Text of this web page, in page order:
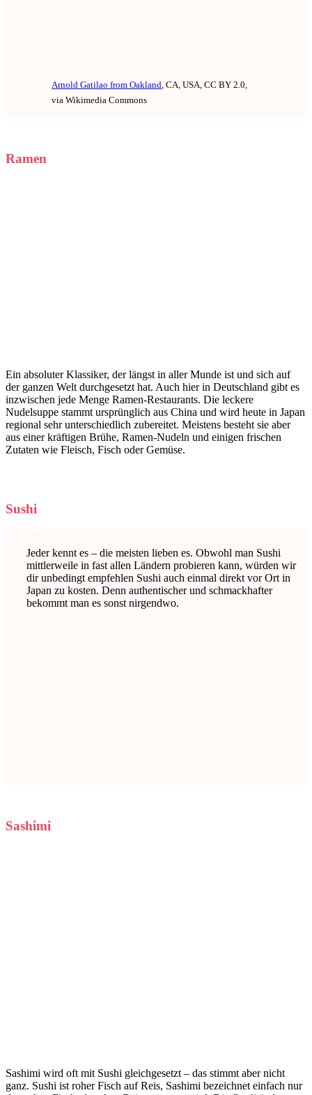
Arnold Gatilao from Oakland , CA, USA, CC BY 2.0,
via Wikimedia Commons
Ramen
Ein absoluter Klassiker, der längst in aller Munde ist und sich auf
der ganzen Welt durchgesetzt hat. Auch hier in Deutschland gibt es
inzwischen jede Menge Ramen-Restaurants. Die leckere
Nudelsuppe stammt ursprünglich aus China und wird heute in Japan
regional sehr unterschiedlich zubereitet. Meistens besteht sie aber
aus einer kräftigen Brühe, Ramen-Nudeln und einigen frischen
Zutaten wie Fleisch, Fisch oder Gemüse.
Sushi
Jeder kennt es – die meisten lieben es. Obwohl man Sushi
mittlerweile in fast allen Ländern probieren kann, würden wir
dir unbedingt empfehlen Sushi auch einmal direkt vor Ort in
Japan zu kosten. Denn authentischer und schmackhafter
bekommt man es sonst nirgendwo.
Sashimi
Sashimi wird oft mit Sushi gleichgesetzt – das stimmt aber nicht
ganz. Sushi ist roher Fisch auf Reis, Sashimi bezeichnet einfach nur